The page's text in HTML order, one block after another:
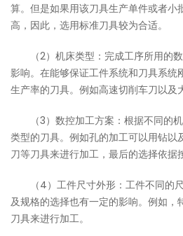
算。但是如果用该刀具生产单件或者小
高，因此，选用标准刀具较为合适。
（2）机床类型：完成工序所用的数
影响。在能够保证工件系统和刀具系统
生产率的刀具。例如高速切削车刀以及
（3）数控加工方案：根据不同的机
类型的刀具。例如孔的加工可以用钻以
刀等刀具来进行加工，最后的选择依据
（4）工件尺寸外形：工件不同的
及规格的选择也有一定的影响。例如，
刀具来进行加工。